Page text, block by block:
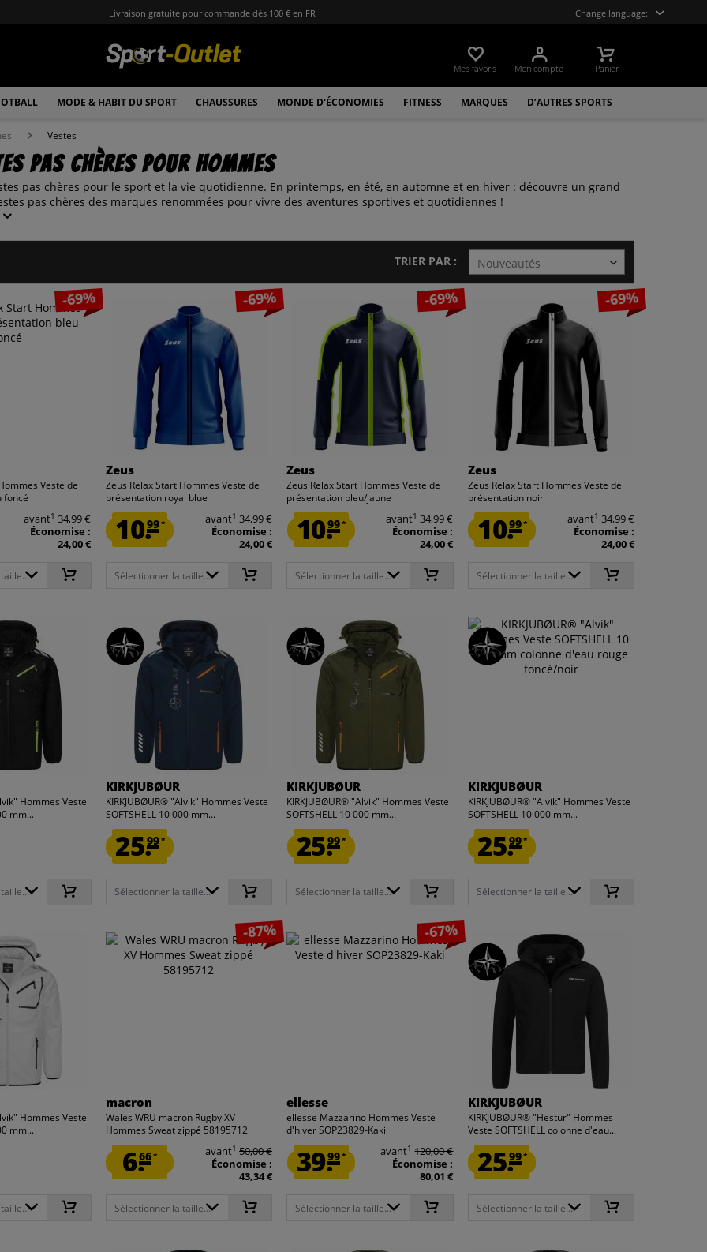
Livraison gratuite pour commande dès 100 € en FR Change language:
Mes favoris Mon compte Panier
MODE & HABIT DU SPORT CHAUSSURES MONDE D'ÉCONOMIES FITNESS MARQUES D’AUTRES SPORTS
Vestes
pas chères pour hommes
pas chères pour le sport et la vie quotidienne. En printemps, en été, en automne et en hiver : découvre un grand
pas chères des marques renommées pour vivre des aventures sportives et quotidiennes !
TRIER PAR :
-69%
Veste de
foncé
avant1 34,99 €
Économise :
24,00 €
-69%
Zeus
Zeus Relax Start Hommes Veste de
présentation royal blue
10.99* avant1 34,99 €
Économise :
24,00 €
Sélectionner la taille...
-69%
Zeus
Zeus Relax Start Hommes Veste de
présentation bleu/jaune
10.99* avant1 34,99 €
Économise :
24,00 €
Sélectionner la taille...
-69%
Zeus
Zeus Relax Start Hommes Veste de
présentation noir
10.99* avant1 34,99 €
Économise :
24,00 €
Sélectionner la taille...
Hommes Veste
mm...
KIRKJUBØUR
KIRKJUBØUR® "Alvik" Hommes Veste
SOFTSHELL 10 000 mm...
25.99*
Sélectionner la taille...
KIRKJUBØUR
KIRKJUBØUR® "Alvik" Hommes Veste
SOFTSHELL 10 000 mm...
25.99*
Sélectionner la taille...
KIRKJUBØUR
KIRKJUBØUR® "Alvik" Hommes Veste
SOFTSHELL 10 000 mm...
25.99*
Sélectionner la taille...
Hommes Veste
mm...
-87%
macron
Wales WRU macron Rugby XV
Hommes Sweat zippé 58195712
6.66* avant1 50,00 €
Économise :
43,34 €
Sélectionner la taille...
-67%
ellesse
ellesse Mazzarino Hommes Veste
d'hiver SOP23829-Kaki
39.99* avant1 120,00 €
Économise :
80,01 €
Sélectionner la taille...
KIRKJUBØUR
KIRKJUBØUR® "Hestur" Hommes
Veste SOFTSHELL colonne d'eau...
25.99*
Sélectionner la taille...